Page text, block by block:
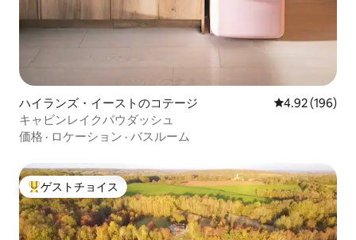
ハイランズ・イーストのコテージ レビュー196
4.92 (196)
キャビンレイクパウダッシュ
価格 · ロケーション · バスルーム
大好評のゲストチョイスです。
ゲストチョイス